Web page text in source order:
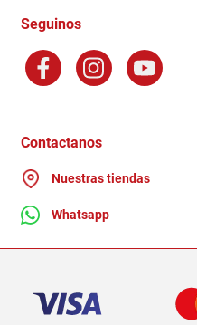
Terminos y Condiciones
Factura Electronica
Ganadores - Promociones
Seguinos
Contactanos
Nuestras tiendas
Whatsapp